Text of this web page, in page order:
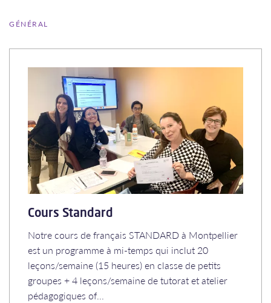
GÉNÉRAL
Cours Standard
Notre cours de français STANDARD à Montpellier
est un programme à mi-temps qui inclut 20
leçons/semaine (15 heures) en classe de petits
groupes + 4 leçons/semaine de tutorat et atelier
pédagogiques of...